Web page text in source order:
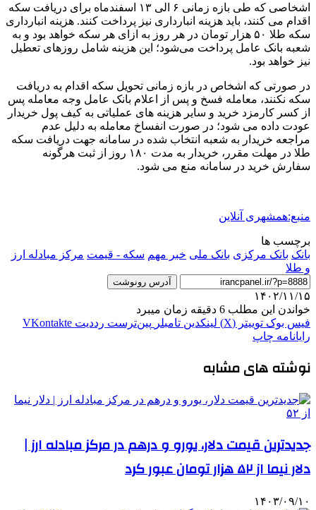
اشخاصی که طی بازه زمانی ۶ الی ۱۳ اسفندماه برای دریافت سکه
اقدام می کنند، باید هزینه انبارداری نیز پرداخت کنند. هزینه انبارداری
سکه طلا ۵۰ هزار تومان در هر روز به ازای هر سکه خواهد بود و به
شعبه بانک عامل پرداخت می‌شود؛ این هزینه شامل روزهای تعطیل
نیز خواهد بود.
در صورتی که اشخاص در بازه زمانی تحویل سکه اقدام به دریافت
سکه نکنند، معامله فسخ و پس از اعلام بانک عامل وجه معامله پس
از کسر کارمزد خرید و سایر هزینه های عملیاتی به کیف پول خریدار
عودت داده می شود؛ در صورت انفساخ معامله به دلیل عدم
مراجعه خریدار به شعبه انتخاب شده در سامانه جهت دریافت سکه
طلا در مهلت مقرر، خریدار به مدت ۱۸۰ روز از ثبت هرگونه
سفارش خرید در سامانه منع می شود.
منبع:همشهری آنلاین
برچسب ها
بانک بانک مرکزی بانک ملی خبر مهم سکه - قیمت مرکز مبادله ارز
و طلا
آدرس رونوشت
۱۴۰۲/۱۱/۱۵
خواندن این مطلب 6 دقیقه زمان میبرد
فیس بوک توییتر (X) لینکدین ‫تامبلر ‫پین‌ترست ‫رددیت ‫VKontakte
رایانامه چاپ
نوشته های مشابه
جدیدترین قیمت دلار، یورو و درهم در مرکز مبادله ارز |
دلار نیما از ۵۲ هزار تومان عبور کرد
۱۴۰۳/۰۹/۱۰